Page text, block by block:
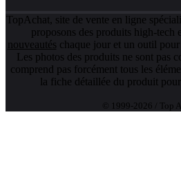
TopAchat, site de vente en ligne
proposons des produits high-tech
nouveautés chaque jour et un outil
Les photos des produits ne sont pas
comprend pas forcément tous les
la fiche détaillée du produit
© 1999-2026 / Top